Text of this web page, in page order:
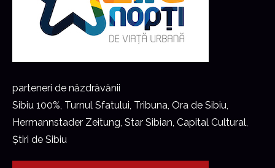
parteneri de năzdrăvănii
Sibiu 100%, Turnul Sfatului, Tribuna, Ora de Sibiu,
Hermannstader Zeitung, Star Sibian, Capital Cultural,
Știri de Sibiu